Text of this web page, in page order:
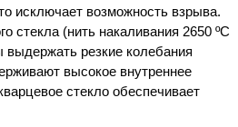
исключает возможность взрыва.
стекла (нить накаливания 2650 ºC
выдержать резкие колебания
высокое внутреннее
стекло обеспечивает